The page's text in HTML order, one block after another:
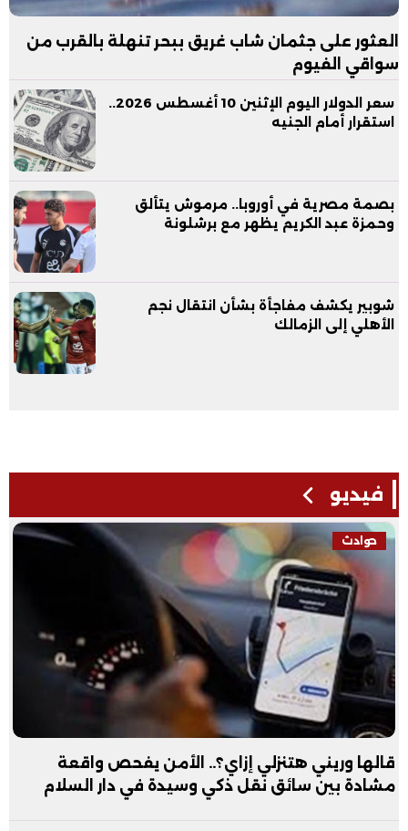
العثور على جثمان شاب غريق ببحر تنهلة بالقرب من
سواقي الفيوم
سعر الدولار اليوم الإثنين 10 أغسطس 2026..
استقرار أمام الجنيه
بصمة مصرية في أوروبا.. مرموش يتألق
وحمزة عبد الكريم يظهر مع برشلونة
شوبير يكشف مفاجأة بشأن انتقال نجم
الأهلي إلى الزمالك
فيديو
حوادث
قالها وريني هتنزلي إزاي؟.. الأمن يفحص واقعة
مشادة بين سائق نقل ذكي وسيدة في دار السلام